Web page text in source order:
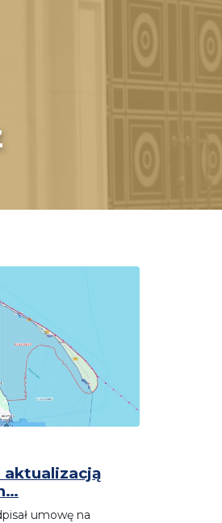
aktualizacją
umowę na